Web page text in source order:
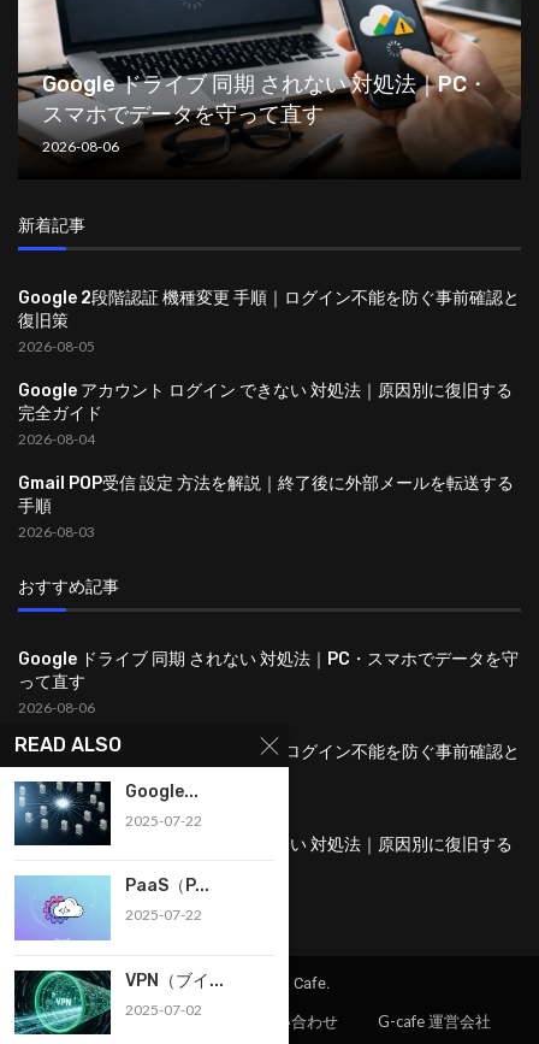
Google ドライブ 同期 されない 対処法｜PC・
スマホでデータを守って直す
2026-08-06
新着記事
Google 2段階認証 機種変更 手順｜ログイン不能を防ぐ事前確認と
復旧策
2026-08-05
Google アカウント ログイン できない 対処法｜原因別に復旧する
完全ガイド
2026-08-04
Gmail POP受信 設定 方法を解説｜終了後に外部メールを転送する
手順
2026-08-03
おすすめ記事
Google ドライブ 同期 されない 対処法｜PC・スマホでデータを守
って直す
2026-08-06
Google 2段階認証 機種変更 手順｜ログイン不能を防ぐ事前確認と
2026-08-05
Google アカウント ログイン できない 対処法｜原因別に復旧する
2026-08-04
(C)2024 – G Cafe.
プライバシーポリシー お問い合わせ G-cafe 運営会社
READ ALSO
Google...
2025-07-22
PaaS（P...
2025-07-22
VPN（ブイ...
2025-07-02